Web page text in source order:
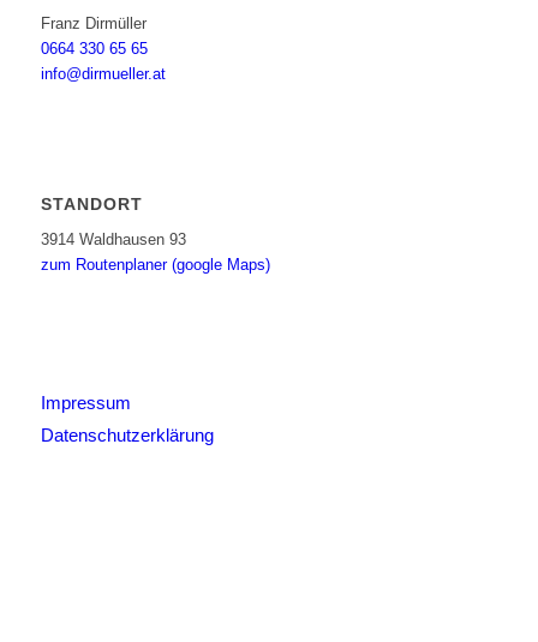
Franz Dirmüller
0664 330 65 65
info@dirmueller.at
STANDORT
3914 Waldhausen 93
zum Routenplaner (google Maps)
Impressum
Datenschutzerklärung